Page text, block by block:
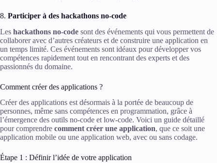
8. Participer à des hackathons no-code
Les hackathons no-code sont des événements qui vous permettent de
collaborer avec d’autres créateurs et de construire une application en
un temps limité. Ces événements sont idéaux pour développer vos
compétences rapidement tout en rencontrant des experts et des
passionnés du domaine.
Comment créer des applications ?
Créer des applications est désormais à la portée de beaucoup de
personnes, même sans compétences en programmation, grâce à
l’émergence des outils no-code et low-code. Voici un guide détaillé
pour comprendre comment créer une application, que ce soit une
application mobile ou une application web, avec ou sans codage.
Étape 1 : Définir l’idée de votre application